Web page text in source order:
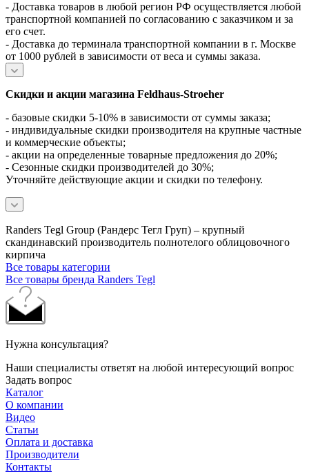
- Доставка товаров в любой регион РФ осуществляется любой
транспортной компанией по согласованию с заказчиком и за
его счет.
- Доставка до терминала транспортной компании в г. Москве
от 1000 рублей в зависимости от веса и суммы заказа.
Скидки и акции магазина Feldhaus-Stroeher
- базовые скидки 5-10% в зависимости от суммы заказа;
- индивидуальные скидки производителя на крупные частные
и коммерческие объекты;
- акции на определенные товарные предложения до 20%;
- Сезонные скидки производителей до 30%;
Уточняйте действующие акции и скидки по телефону.
Randers Tegl Group (Рандерс Тегл Груп) – крупный
скандинавский производитель полнотелого облицовочного
кирпича
Все товары категории
Все товары бренда Randers Tegl
Нужна консультация?
Наши специалисты ответят на любой интересующий вопрос
Задать вопрос
Каталог
О компании
Видео
Статьи
Оплата и доставка
Производители
Контакты